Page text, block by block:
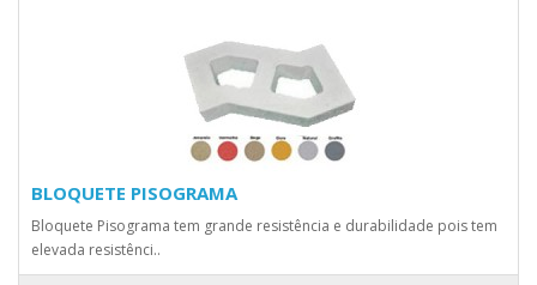
BLOQUETE PISOGRAMA
Bloquete Pisograma tem grande resistência e durabilidade pois tem
elevada resistênci..